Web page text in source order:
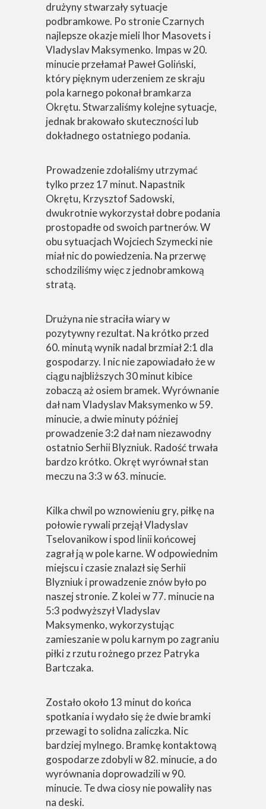
drużyny stwarzały sytuacje
podbramkowe. Po stronie Czarnych
najlepsze okazje mieli Ihor Masovets i
Vladyslav Maksymenko. Impas w 20.
minucie przełamał Paweł Goliński,
który pięknym uderzeniem ze skraju
pola karnego pokonał bramkarza
Okrętu. Stwarzaliśmy kolejne sytuacje,
jednak brakowało skuteczności lub
dokładnego ostatniego podania.
Prowadzenie zdołaliśmy utrzymać
tylko przez 17 minut. Napastnik
Okrętu, Krzysztof Sadowski,
dwukrotnie wykorzystał dobre podania
prostopadłe od swoich partnerów. W
obu sytuacjach Wojciech Szymecki nie
miał nic do powiedzenia. Na przerwę
schodziliśmy więc z jednobramkową
stratą.
Drużyna nie straciła wiary w
pozytywny rezultat. Na krótko przed
60. minutą wynik nadal brzmiał 2:1 dla
gospodarzy. I nic nie zapowiadało że w
ciągu najbliższych 30 minut kibice
zobaczą aż osiem bramek. Wyrównanie
dał nam Vladyslav Maksymenko w 59.
minucie, a dwie minuty później
prowadzenie 3:2 dał nam niezawodny
ostatnio Serhii Blyzniuk. Radość trwała
bardzo krótko. Okręt wyrównał stan
meczu na 3:3 w 63. minucie.
Kilka chwil po wznowieniu gry, piłkę na
połowie rywali przejął Vladyslav
Tselovanikow i spod linii końcowej
zagrał ją w pole karne. W odpowiednim
miejscu i czasie znalazł się Serhii
Blyzniuk i prowadzenie znów było po
naszej stronie. Z kolei w 77. minucie na
5:3 podwyższył Vladyslav
Maksymenko, wykorzystując
zamieszanie w polu karnym po zagraniu
piłki z rzutu rożnego przez Patryka
Bartczaka.
Zostało około 13 minut do końca
spotkania i wydało się że dwie bramki
przewagi to solidna zaliczka. Nic
bardziej mylnego. Bramkę kontaktową
gospodarze zdobyli w 82. minucie, a do
wyrównania doprowadzili w 90.
minucie. Te dwa ciosy nie powaliły nas
na deski.